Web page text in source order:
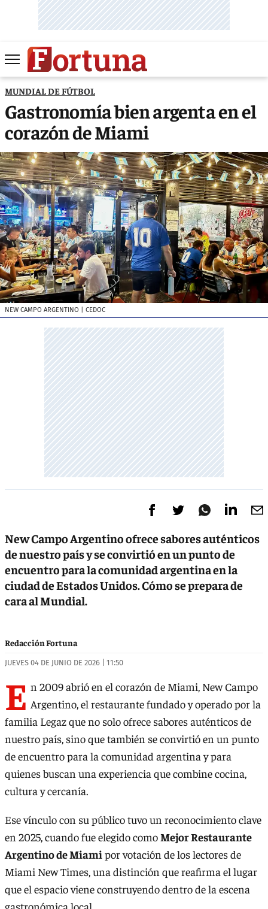
MUNDIAL DE FÚTBOL
Gastronomía bien argenta en el
corazón de Miami
NEW CAMPO ARGENTINO | CEDOC
New Campo Argentino ofrece sabores auténticos
de nuestro país y se convirtió en un punto de
encuentro para la comunidad argentina en la
ciudad de Estados Unidos. Cómo se prepara de
cara al Mundial.
Redacción Fortuna
JUEVES 04 DE JUNIO DE 2026 | 11:50
E n 2009 abrió en el corazón de Miami, New Campo
Argentino, el restaurante fundado y operado por la
familia Legaz que no solo ofrece sabores auténticos de
nuestro país, sino que también se convirtió en un punto
de encuentro para la comunidad argentina y para
quienes buscan una experiencia que combine cocina,
cultura y cercanía.
Ese vínculo con su público tuvo un reconocimiento clave
en 2025, cuando fue elegido comoMejor Restaurante
Argentino de Miami por votación de los lectores de
Miami New Times, una distinción que reafirma el lugar
que el espacio viene construyendo dentro de la escena
gastronómica local.